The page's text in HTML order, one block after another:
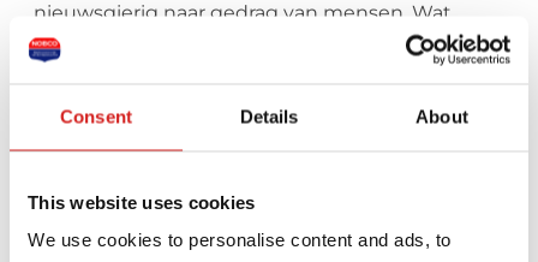
Consent Details About
This website uses cookies
We use cookies to personalise content and ads, to
nieuwsgierig naar gedrag van mensen. Wat
maakt dat iemand bepaalde keuzes maakt. Wat
is helpend. Wat houdt iemand tegen. Daarom
talenten. Alleen komen die niet altijd goed tot
uiting.
zoeken naar jouw talent. En jou ondersteunen